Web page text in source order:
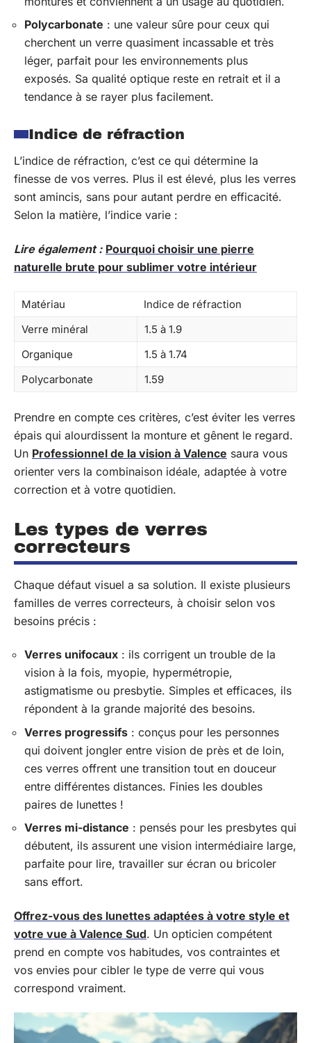
Polycarbonate : une valeur sûre pour ceux qui
cherchent un verre quasiment incassable et très
léger, parfait pour les environnements plus
exposés. Sa qualité optique reste en retrait et il a
tendance à se rayer plus facilement.
Indice de réfraction
L’indice de réfraction, c’est ce qui détermine la
finesse de vos verres. Plus il est élevé, plus les verres
sont amincis, sans pour autant perdre en efficacité.
Selon la matière, l’indice varie :
Lire également : Pourquoi choisir une pierre
naturelle brute pour sublimer votre intérieur
Matériau
Indice de réfraction
Verre minéral
1.5 à 1.9
Organique
1.5 à 1.74
Polycarbonate
1.59
Prendre en compte ces critères, c’est éviter les verres
épais qui alourdissent la monture et gênent le regard.
Un Professionnel de la vision à Valence saura vous
orienter vers la combinaison idéale, adaptée à votre
correction et à votre quotidien.
Les types de verres
correcteurs
Chaque défaut visuel a sa solution. Il existe plusieurs
familles de verres correcteurs, à choisir selon vos
besoins précis :
Verres unifocaux : ils corrigent un trouble de la
vision à la fois, myopie, hypermétropie,
astigmatisme ou presbytie. Simples et efficaces, ils
répondent à la grande majorité des besoins.
Verres progressifs : conçus pour les personnes
qui doivent jongler entre vision de près et de loin,
ces verres offrent une transition tout en douceur
entre différentes distances. Finies les doubles
paires de lunettes !
Verres mi-distance : pensés pour les presbytes qui
débutent, ils assurent une vision intermédiaire large,
parfaite pour lire, travailler sur écran ou bricoler
sans effort.
Offrez-vous des lunettes adaptées à votre style et
votre vue à Valence Sud. Un opticien compétent
prend en compte vos habitudes, vos contraintes et
vos envies pour cibler le type de verre qui vous
correspond vraiment.